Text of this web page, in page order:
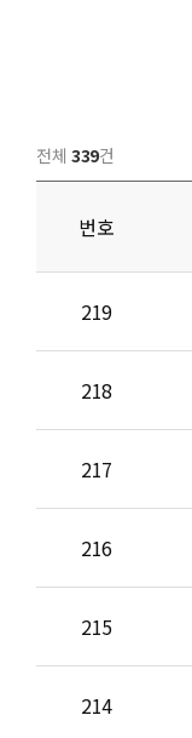
전체339건
번호
219
218
217
216
215
214